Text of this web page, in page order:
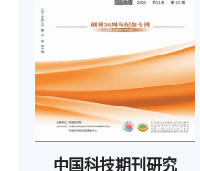
中国科技期刊研究